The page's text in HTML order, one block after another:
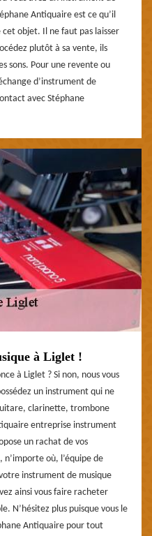
Antiquaire est ce qu’il
objet. Il ne faut pas laisser
plutôt à sa vente, ils
sons. Pour une revente ou
d’instrument de
avec Stéphane
à Liglet !
à Liglet ? Si non, nous vous
un instrument qui ne
clarinette, trombone
entreprise instrument
un rachat de vos
où, l’équipe de
instrument de musique
ainsi vous faire racheter
N’hésitez plus puisque vous le
Antiquaire pour tout